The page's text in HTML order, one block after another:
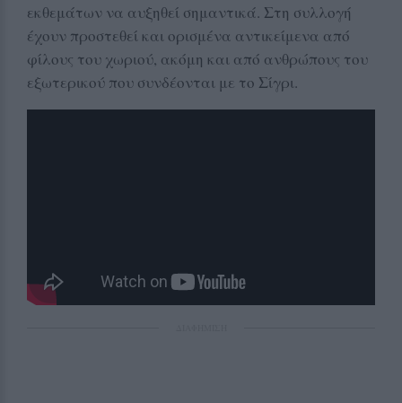
εκθεμάτων να αυξηθεί σημαντικά. Στη συλλογή
έχουν προστεθεί και ορισμένα αντικείμενα από
φίλους του χωριού, ακόμη και από ανθρώπους του
εξωτερικού που συνδέονται με το Σίγρι.